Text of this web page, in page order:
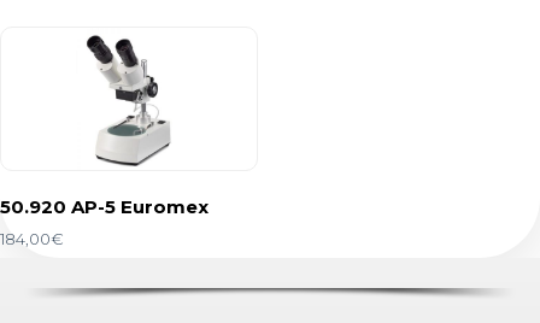
50.920 AP-5 Euromex
184,00€